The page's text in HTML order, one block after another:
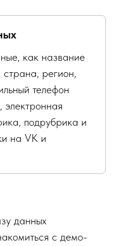
как название
страна, регион,
телефон
подрубрика и
на VK и
данных
с демо-